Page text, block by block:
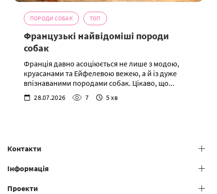
ПОРОДИ СОБАК ТОП
Французькі найвідоміші породи
собак
Франція давно асоціюється не лише з модою,
круасанами та Ейфелевою вежею, а й із дуже
впізнаваними породами собак. Цікаво, що...
28.07.2026 7 5 хв
Контакти
+38 (073) 606 74 43 Grooming
Інформація
Проекти